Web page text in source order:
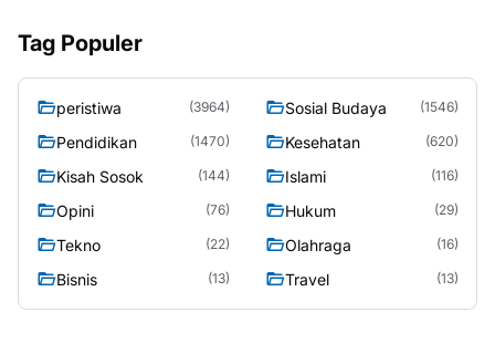
Tag Populer
peristiwa (3964) Sosial Budaya (1546)
Pendidikan (1470) Kesehatan (620)
Kisah Sosok (144) Islami (116)
Opini (76) Hukum (29)
Tekno (22) Olahraga (16)
Bisnis (13) Travel (13)